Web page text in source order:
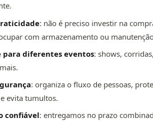
: não é preciso investir na
com armazenamento ou
para diferentes eventos: shows,
: organiza o fluxo de pessoas,
evita tumultos.
confiável: entregamos no prazo